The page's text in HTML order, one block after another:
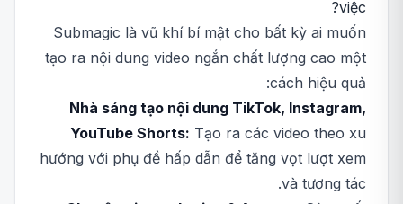
việc?
Submagic là vũ khí bí mật cho bất kỳ ai muốn
tạo ra nội dung video ngắn chất lượng cao một
cách hiệu quả:
Nhà sáng tạo nội dung TikTok, Instagram,
YouTube Shorts: Tạo ra các video theo xu
hướng với phụ đề hấp dẫn để tăng vọt lượt xem
và tương tác.